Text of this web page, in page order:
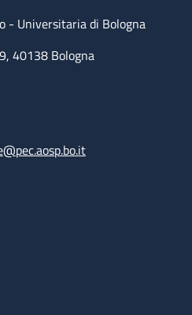
- Universitaria di Bologna
40138 Bologna